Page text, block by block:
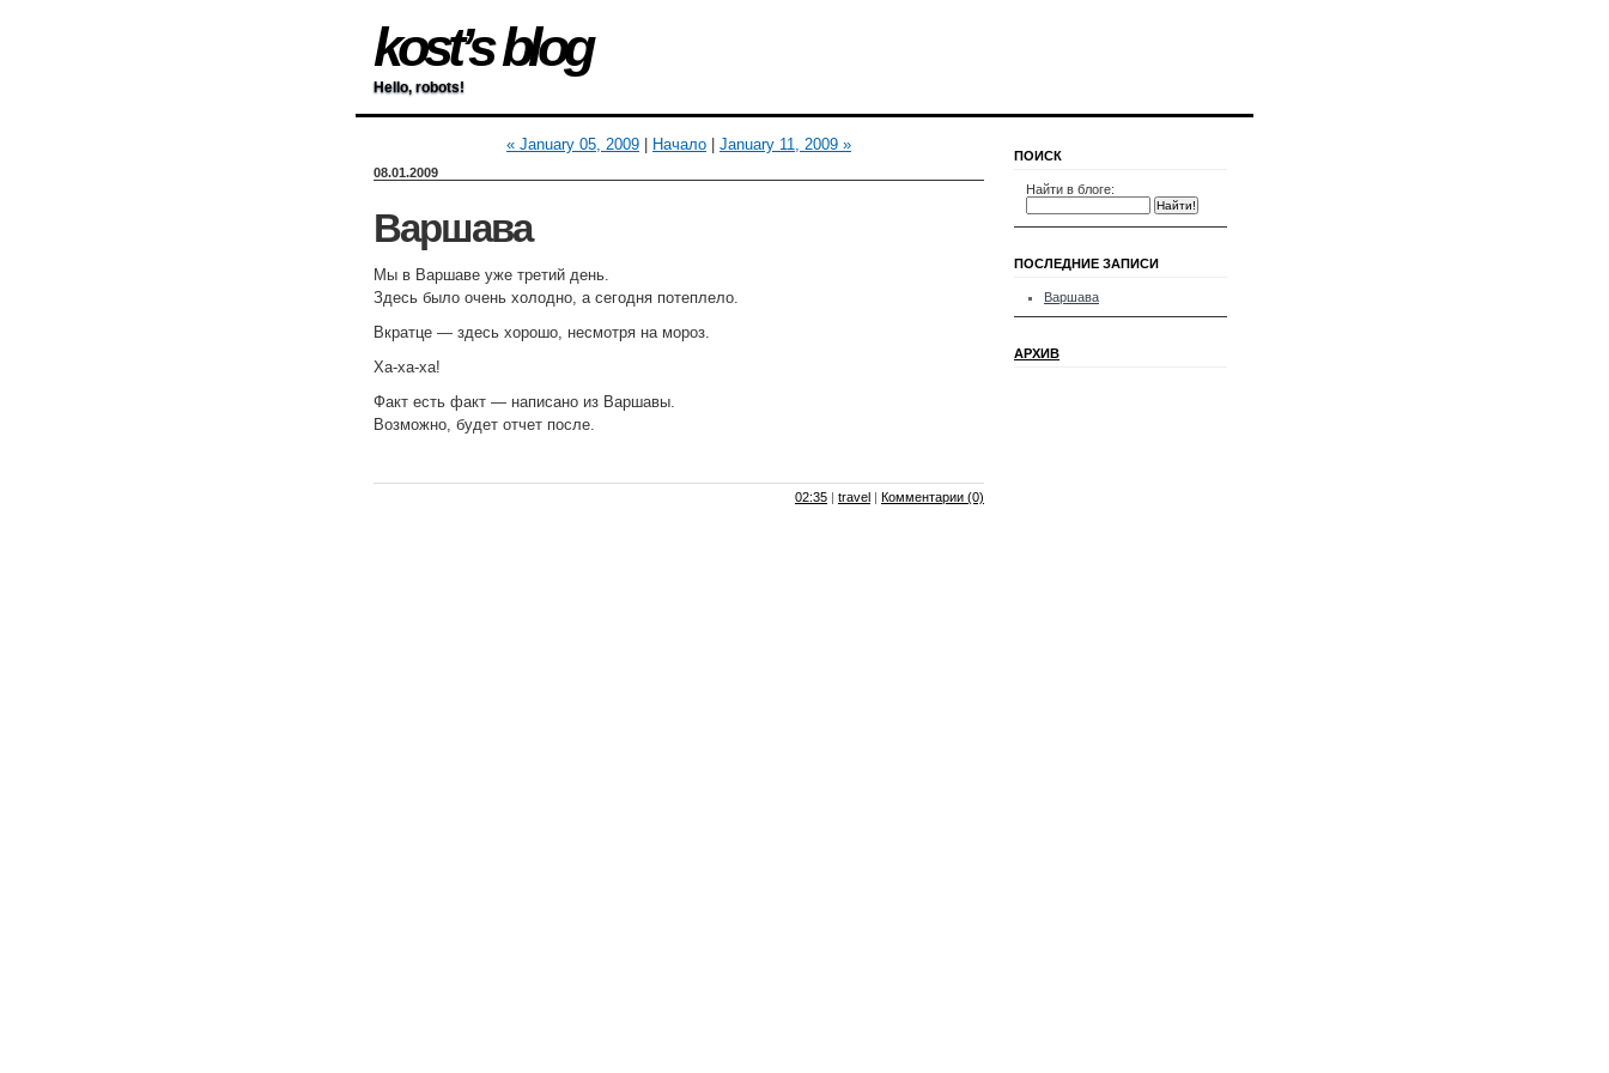
kost’s blog
Hello, robots!
« January 05, 2009 Начало January 11, 2009 »
08.01.2009
Варшава
Мы в Варшаве уже третий день.
Здесь было очень холодно, а сегодня потеплело.
Вкратце — здесь хорошо, несмотря на мороз.
Ха-ха-ха!
Факт есть факт — написано из Варшавы.
Возможно, будет отчет после.
02:35 | travel | Комментарии (0)
ПОИСК
Найти в блоге:
ПОСЛЕДНИЕ ЗАПИСИ
Варшава
АРХИВ